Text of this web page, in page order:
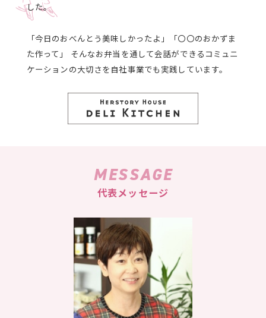
した。
「今日のおべんとう美味しかったよ」「〇〇のおかずま
た作って」 そんなお弁当を通して会話ができるコミュニ
ケーションの大切さを自社事業でも実践しています。
MESSAGE
代表メッセージ